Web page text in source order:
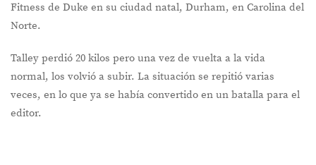
Fitness de Duke en su ciudad natal, Durham, en Carolina del
Norte.
Talley perdió 20 kilos pero una vez de vuelta a la vida
normal, los volvió a subir. La situación se repitió varias
veces, en lo que ya se había convertido en un batalla para el
editor.